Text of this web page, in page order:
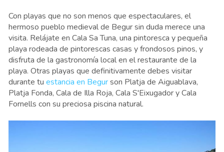
Con playas que no son menos que espectaculares, el
hermoso pueblo medieval de Begur sin duda merece una
visita. Relájate en Cala Sa Tuna, una pintoresca y pequeña
playa rodeada de pintorescas casas y frondosos pinos, y
disfruta de la gastronomía local en el restaurante de la
playa. Otras playas que definitivamente debes visitar
durante tu estancia en Begurson Platja de Aiguablava,
Platja Fonda, Cala de Illa Roja, Cala S'Eixugador y Cala
Fornells con su preciosa piscina natural.